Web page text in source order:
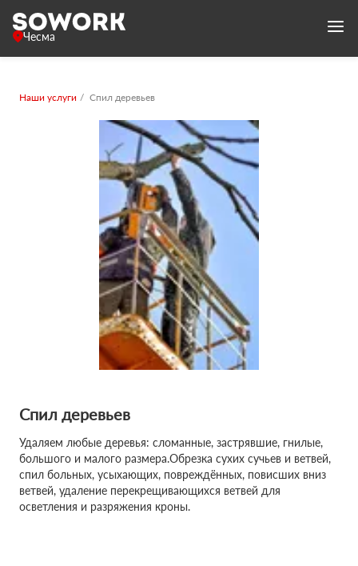
Чесма
Наши услуги Спил деревьев
Спил деревьев
Удаляем любые деревья: сломанные, застрявшие, гнилые,
большого и малого размера.Обрезка сухих сучьев и ветвей,
спил больных, усыхающих, повреждённых, повисших вниз
ветвей, удаление перекрещивающихся ветвей для
осветления и разряжения кроны.